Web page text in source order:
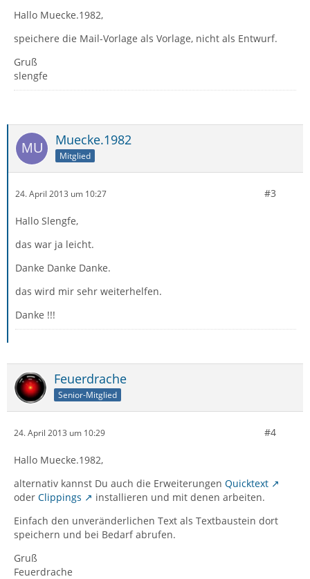
Hallo Muecke.1982,
speichere die Mail-Vorlage als Vorlage, nicht als Entwurf.
Gruß
slengfe
Muecke.1982
Mitglied
24. April 2013 um 10:27 #3
Hallo Slengfe,
das war ja leicht.
Danke Danke Danke.
das wird mir sehr weiterhelfen.
Danke !!!
Feuerdrache
Senior-Mitglied
24. April 2013 um 10:29 #4
Hallo Muecke.1982,
alternativ kannst Du auch die Erweiterungen Quicktext
oder Clippings
installieren und mit denen arbeiten.
Einfach den unveränderlichen Text als Textbaustein dort
speichern und bei Bedarf abrufen.
Gruß
Feuerdrache